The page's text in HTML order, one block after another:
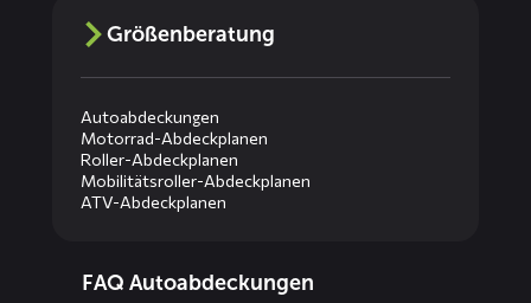
Größenberatung
Autoabdeckungen
Motorrad-Abdeckplanen
Roller-Abdeckplanen
Mobilitätsroller-Abdeckplanen
ATV-Abdeckplanen
menusFAQ Autoabdeckungen